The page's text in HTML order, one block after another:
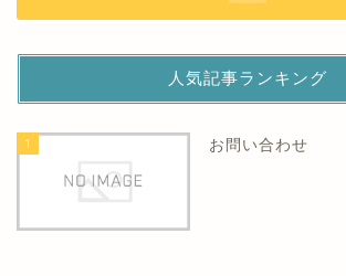
人気記事ランキング
1 お問い合わせ